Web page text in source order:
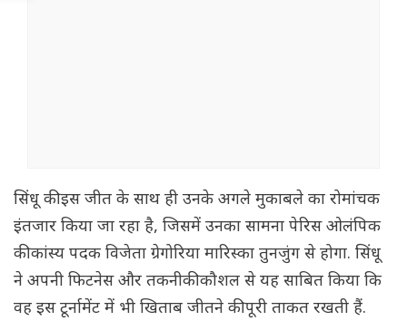
सिंधू की इस जीत के साथ ही उनके अगले मुकाबले का रोमांचक
इंतजार किया जा रहा है, जिसमें उनका सामना पेरिस ओलंपिक
की कांस्य पदक विजेता ग्रेगोरिया मारिस्का तुनजुंग से होगा. सिंधू
ने अपनी फिटनेस और तकनीकी कौशल से यह साबित किया कि
वह इस टूर्नामेंट में भी खिताब जीतने की पूरी ताकत रखती हैं.